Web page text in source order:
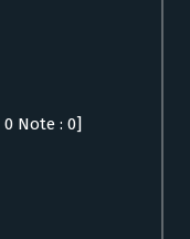
0 Note : 0]